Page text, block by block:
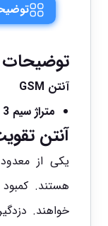
توضیحات
آنتن GSM
متراژ سیم 3 متر
آنتن
یکی از
هستند.
خواهند.